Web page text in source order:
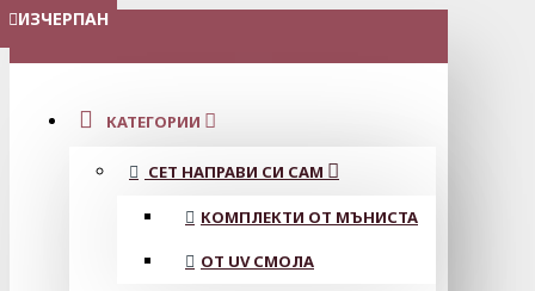
МЕНЮ
КАТЕГОРИИ
СЕТ НАПРАВИ СИ САМ
КОМПЛЕКТИ ОТ МЪНИСТА
ОТ UV СМОЛА
ИЗЧЕРПАН
ИЗЧЕРПАН